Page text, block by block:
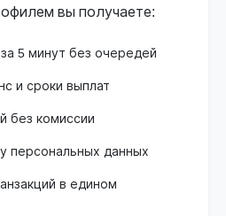
вы получаете:
5 минут без очередей
и сроки выплат
без комиссии
персональных данных
в едином